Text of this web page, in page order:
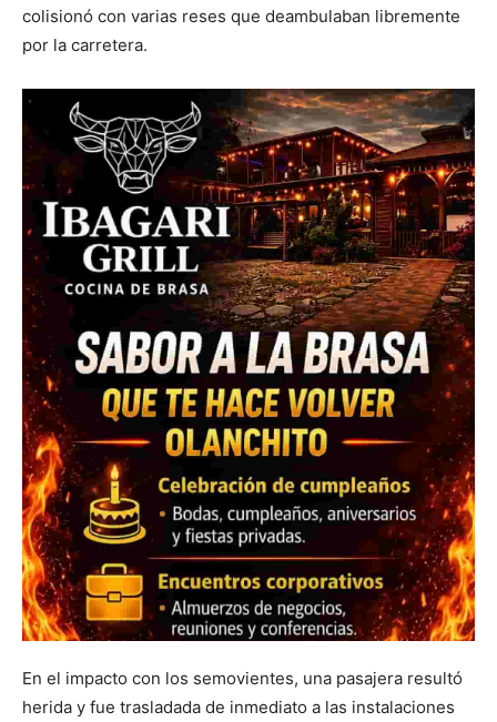
colisionó con varias reses que deambulaban libremente
por la carretera.
En el impacto con los semovientes, una pasajera resultó
herida y fue trasladada de inmediato a las instalaciones